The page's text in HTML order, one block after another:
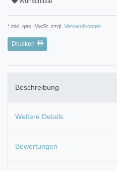
* inkl. ges. MwSt. zzgl. Versandkosten
Drucken
Beschreibung
Weitere Details
Bewertungen